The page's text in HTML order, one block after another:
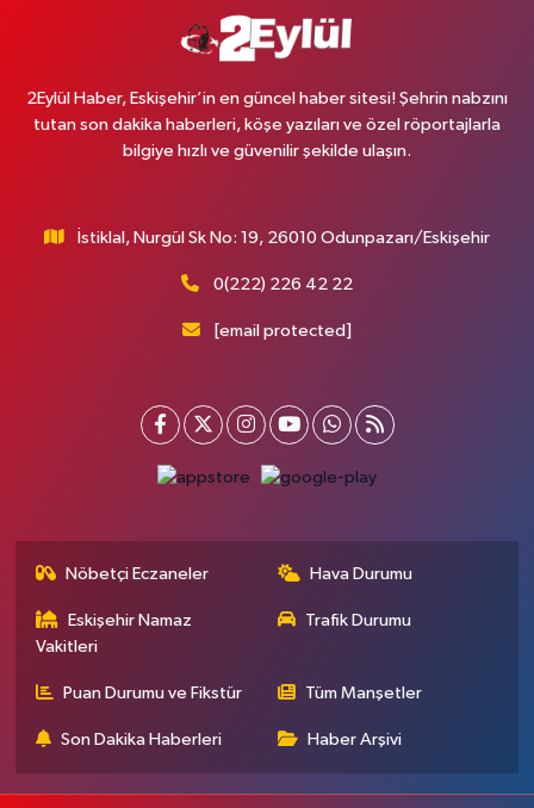
2Eylül Haber, Eskişehir’in en güncel haber sitesi! Şehrin nabzını
tutan son dakika haberleri, köşe yazıları ve özel röportajlarla
bilgiye hızlı ve güvenilir şekilde ulaşın.
İstiklal, Nurgül Sk No: 19, 26010 Odunpazarı/Eskişehir
0(222) 226 42 22
[email protected]
Nöbetçi Eczaneler Hava Durumu
Eskişehir Namaz
Vakitleri
Trafik Durumu
Puan Durumu ve Fikstür Tüm Manşetler
Son Dakika Haberleri Haber Arşivi